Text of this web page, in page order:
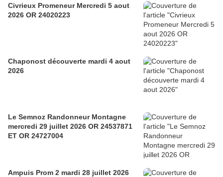
Civrieux Promeneur Mercredi 5 aout
2026 OR 24020223
Chaponost découverte mardi 4 aout
2026
Le Semnoz Randonneur Montagne
mercredi 29 juillet 2026 OR 24537871
ET OR 24727004
Ampuis Prom 2 mardi 28 juillet 2026